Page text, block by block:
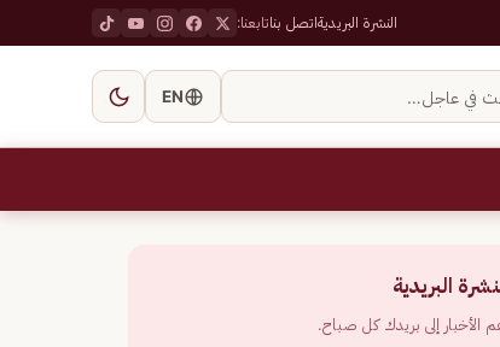
النشرة البريديةاتصل بناتابعنا:
في عاجل… EN
البريدية
الأخبار إلى بريدك كل صباح.